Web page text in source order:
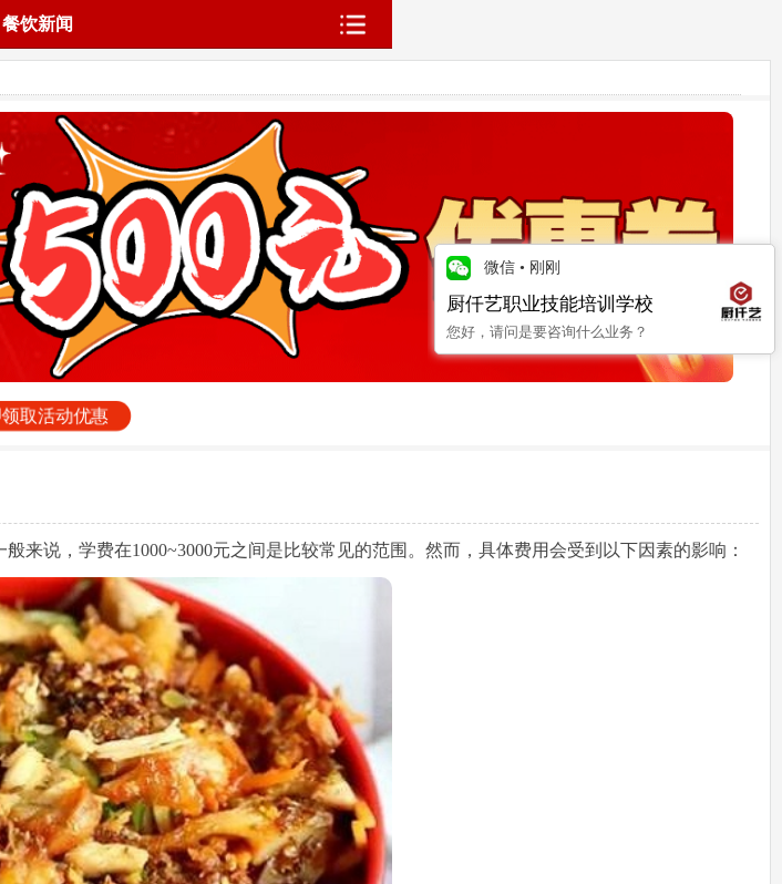
餐饮新闻
取活动优惠
来说，学费在1000~3000元之间是比较常见的范围。然而，具体费用会受到以下因素的影响：
微信 • 刚刚
厨仟艺职业技能培训学校
您好，请问是要咨询什么业务？